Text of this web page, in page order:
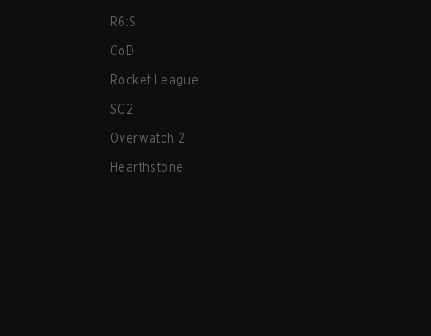
R6:S
CoD
Rocket League
SC2
Overwatch 2
Hearthstone